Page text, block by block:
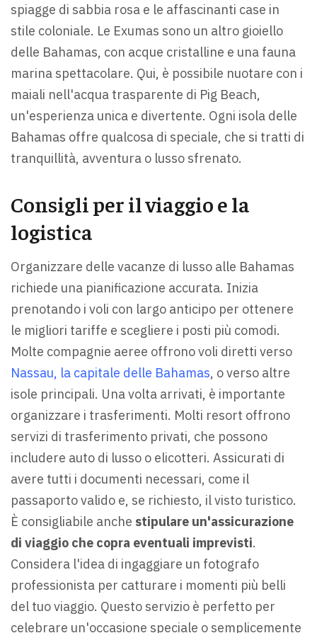
spiagge di sabbia rosa e le affascinanti case in
stile coloniale. Le Exumas sono un altro gioiello
delle Bahamas, con acque cristalline e una fauna
marina spettacolare. Qui, è possibile nuotare con i
maiali nell'acqua trasparente di Pig Beach,
un'esperienza unica e divertente. Ogni isola delle
Bahamas offre qualcosa di speciale, che si tratti di
tranquillità, avventura o lusso sfrenato.
Consigli per il viaggio e la
logistica
Organizzare delle vacanze di lusso alle Bahamas
richiede una pianificazione accurata. Inizia
prenotando i voli con largo anticipo per ottenere
le migliori tariffe e scegliere i posti più comodi.
Molte compagnie aeree offrono voli diretti verso
Nassau, la capitale delle Bahamas, o verso altre
isole principali. Una volta arrivati, è importante
organizzare i trasferimenti. Molti resort offrono
servizi di trasferimento privati, che possono
includere auto di lusso o elicotteri. Assicurati di
avere tutti i documenti necessari, come il
passaporto valido e, se richiesto, il visto turistico.
È consigliabile anche stipulare un'assicurazione
di viaggio che copra eventuali imprevisti.
Considera l'idea di ingaggiare un fotografo
professionista per catturare i momenti più belli
del tuo viaggio. Questo servizio è perfetto per
celebrare un'occasione speciale o semplicemente